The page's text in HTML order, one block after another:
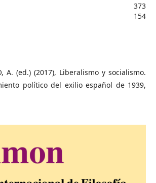
373
154
A. (ed.) (2017), Liberalismo y socialismo.
político del exilio español de 1939,